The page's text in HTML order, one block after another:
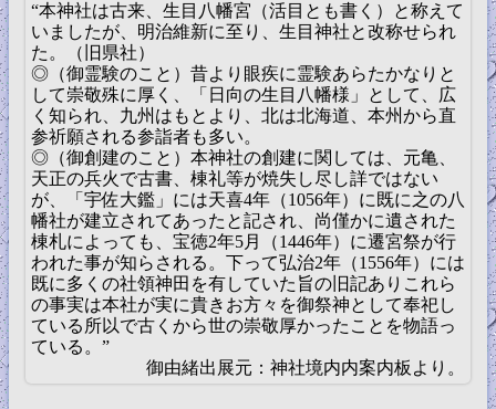
“本神社は古来、生目八幡宮（活目とも書く）と称えて
いましたが、明治維新に至り、生目神社と改称せられ
た。（旧県社）
◎（御霊験のこと）昔より眼疾に霊験あらたかなりと
して崇敬殊に厚く、「日向の生目八幡様」として、広
く知られ、九州はもとより、北は北海道、本州から直
参祈願される参詣者も多い。
◎（御創建のこと）本神社の創建に関しては、元亀、
天正の兵火で古書、棟礼等が焼失し尽し詳ではない
が、「宇佐大鑑」には天喜4年（1056年）に既に之の八
幡社が建立されてあったと記され、尚僅かに遺された
棟札によっても、宝徳2年5月（1446年）に遷宮祭が行
われた事が知らされる。下って弘治2年（1556年）には
既に多くの社領神田を有していた旨の旧記ありこれら
の事実は本社が実に貴きお方々を御祭神として奉祀し
ている所以で古くから世の崇敬厚かったことを物語っ
ている。”
御由緒出展元：神社境内内案内板より。